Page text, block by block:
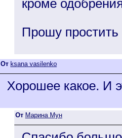
кроме
Прошу
От ksana vasilenko
Хорошее какое. И
От Марина Мун